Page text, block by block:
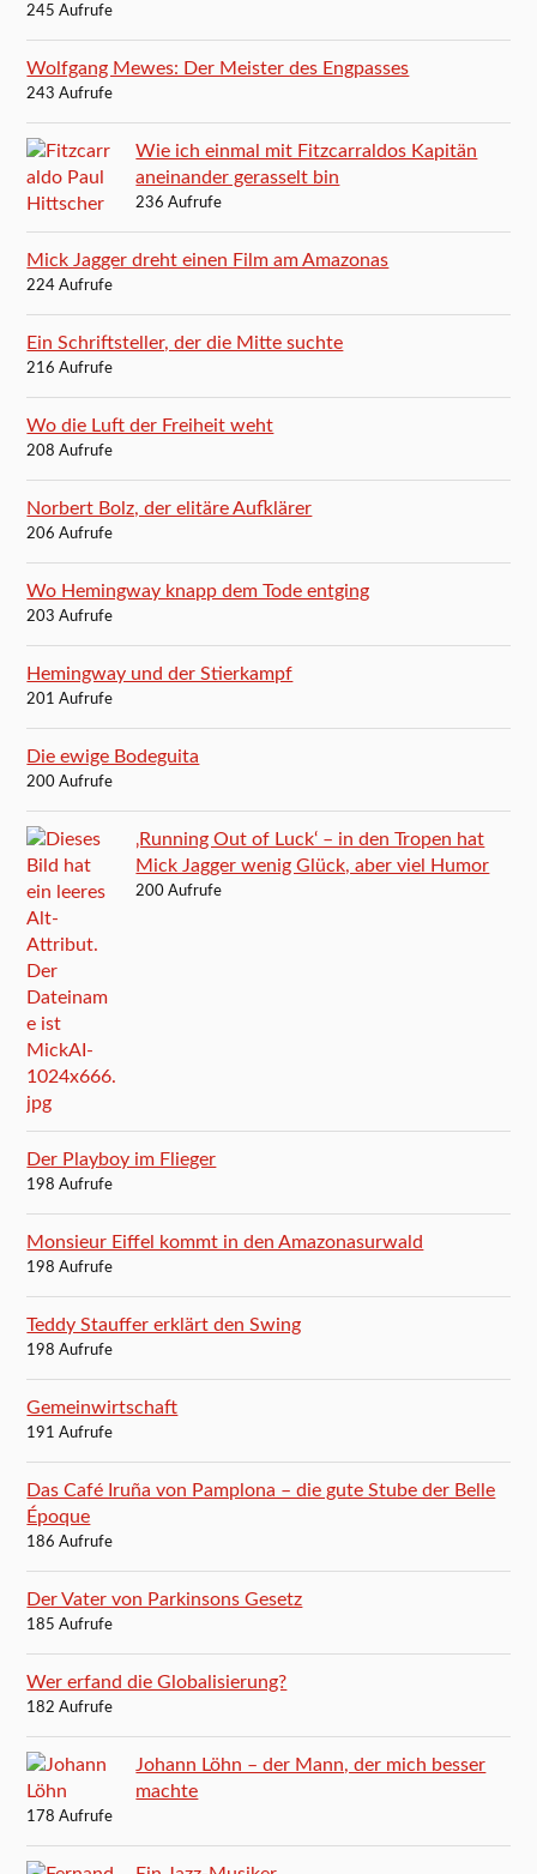
245 Aufrufe
Wolfgang Mewes: Der Meister des Engpasses
243 Aufrufe
Wie ich einmal mit Fitzcarraldos Kapitän
aneinander gerasselt bin
236 Aufrufe
Mick Jagger dreht einen Film am Amazonas
224 Aufrufe
Ein Schriftsteller, der die Mitte suchte
216 Aufrufe
Wo die Luft der Freiheit weht
208 Aufrufe
Norbert Bolz, der elitäre Aufklärer
206 Aufrufe
Wo Hemingway knapp dem Tode entging
203 Aufrufe
Hemingway und der Stierkampf
201 Aufrufe
Die ewige Bodeguita
200 Aufrufe
‚Running Out of Luck‘ – in den Tropen hat
Mick Jagger wenig Glück, aber viel Humor
200 Aufrufe
Der Playboy im Flieger
198 Aufrufe
Monsieur Eiffel kommt in den Amazonasurwald
198 Aufrufe
Teddy Stauffer erklärt den Swing
198 Aufrufe
Gemeinwirtschaft
191 Aufrufe
Das Café Iruña von Pamplona – die gute Stube der Belle
Époque
186 Aufrufe
Der Vater von Parkinsons Gesetz
185 Aufrufe
Wer erfand die Globalisierung?
182 Aufrufe
Johann Löhn – der Mann, der mich besser
machte
178 Aufrufe